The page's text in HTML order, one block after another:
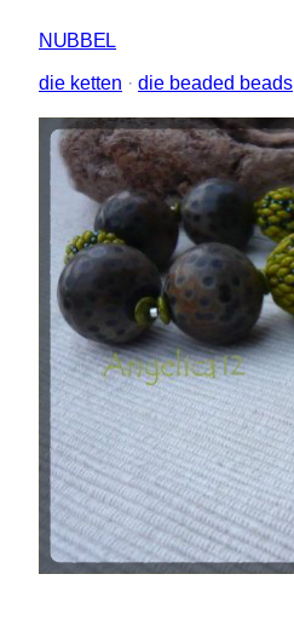
NUBBEL
die ketten · die beaded beads